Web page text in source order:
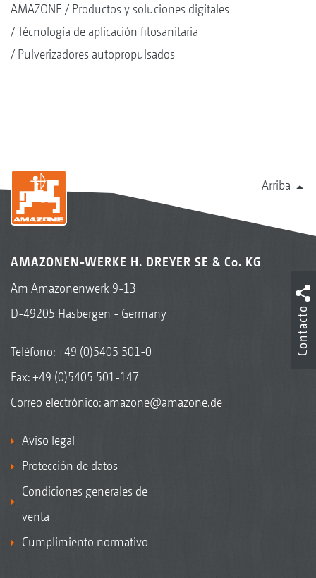
AMAZONE
Productos y soluciones digitales
Técnología de aplicación fitosanitaria
Pulverizadores autopropulsados
Arriba
AMAZONEN-WERKE H. DREYER SE & Co. KG
Am Amazonenwerk 9-13
D-49205 Hasbergen - Germany
Teléfono:+49 (0)5405 501-0
Fax: +49 (0)5405 501-147
Correo electrónico: amazone@amazone.de
Aviso legal
Protección de datos
Condiciones generales de
venta
Cumplimiento normativo
Contacto